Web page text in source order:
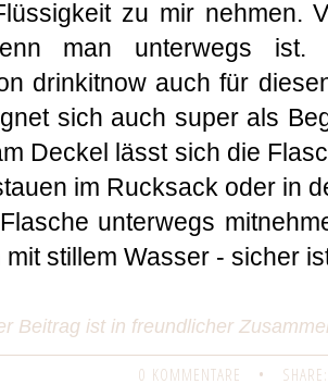
zu mir nehmen.
man unterwegs ist.
drinkitnow auch für
sich auch super als
Deckel lässt sich die
im Rucksack oder in
unterwegs
stillem Wasser - sicher
Beitrag ist in freundlicher
0 KOMMENTARE • SHARE: